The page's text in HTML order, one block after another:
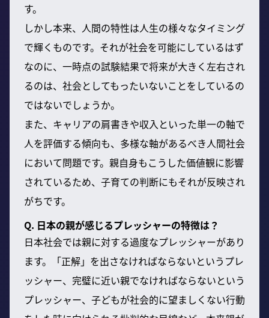
す。
しかし本来、人間の特性は人生の様々なタイミング
で輝くものです。それが社会を可能にしているはず
なのに、一時点の試験結果で将来が大きく左右され
るのは、社会としてもったいないことをしているの
ではないでしょうか。
また、キャリアの肩書きや収入といった単一の軸で
人を評価する傾向も、多様な軸があるべき人間社会
において問題です。親自身もこうした価値観に影響
されているため、子育ての判断にもそれが反映され
がちです。
Q. 日本の親が感じるプレッシャーの特徴は？
日本社会では親に対する過度なプレッシャーがあり
ます。「正解」を出さなければならないというプレ
ッシャー、完璧に近い親でなければならないという
プレッシャー、子どもが社会的に望ましくない行動